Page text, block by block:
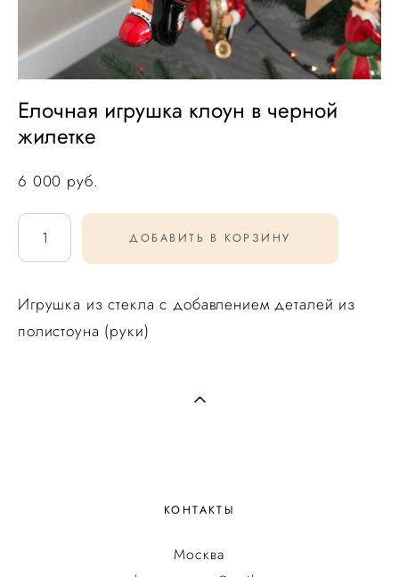
Елочная игрушка клоун в черной
жилетке
6 000 pуб.
ДОБАВИТЬ В КОРЗИНУ
Игрушка из стекла с добавлением деталей из
полистоуна (руки)
КОНТАКТЫ
Москва